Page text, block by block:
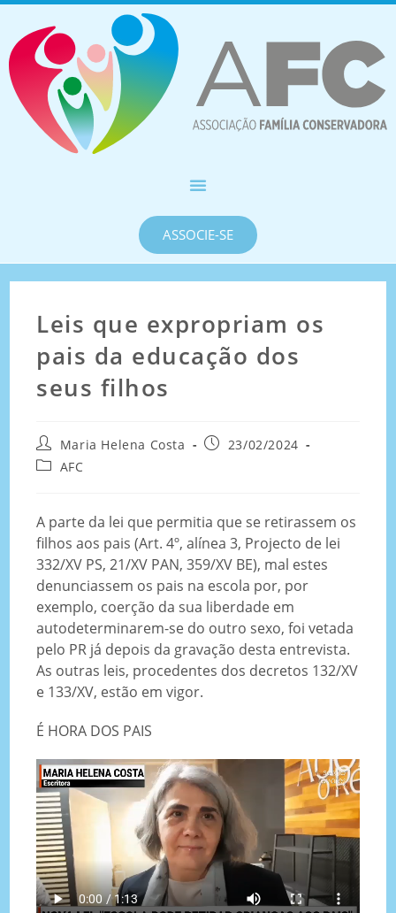
ASSOCIE-SE
Leis que expropriam os
pais da educação dos
seus filhos
Maria Helena Costa
23/02/2024
AFC
A parte da lei que permitia que se retirassem os
filhos aos pais (Art. 4º, alínea 3, Projecto de lei
332/XV PS, 21/XV PAN, 359/XV BE), mal estes
denunciassem os pais na escola por, por
exemplo, coerção da sua liberdade em
autodeterminarem-se do outro sexo, foi vetada
pelo PR já depois da gravação desta entrevista.
As outras leis, procedentes dos decretos 132/XV
e 133/XV, estão em vigor.
É HORA DOS PAIS